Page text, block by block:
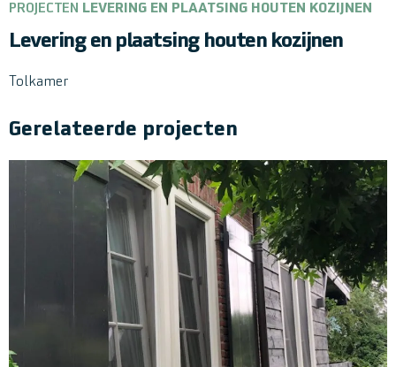
PROJECTEN LEVERING EN PLAATSING HOUTEN KOZIJNEN
Levering en plaatsing houten kozijnen
Tolkamer
Gerelateerde projecten